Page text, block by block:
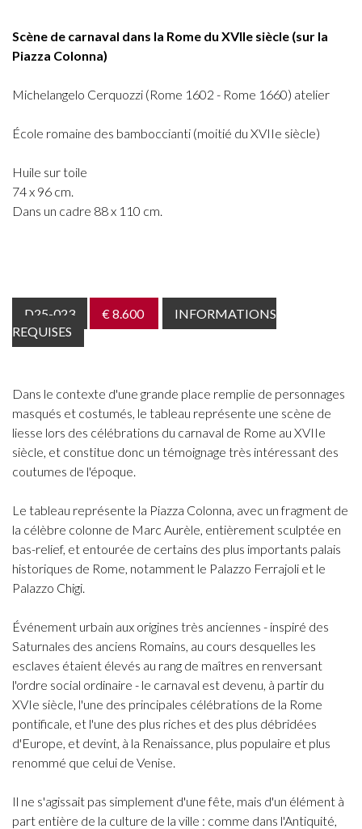
Scène de carnaval dans la Rome du XVIIe siècle (sur la
Piazza Colonna)
Michelangelo Cerquozzi (Rome 1602 - Rome 1660) atelier
École romaine des bamboccianti (moitié du XVIIe siècle)
Huile sur toile
74 x 96 cm.
Dans un cadre 88 x 110 cm.
D25-023 € 8.600
INFORMATIONS
REQUISES
Dans le contexte d'une grande place remplie de personnages
masqués et costumés, le tableau représente une scène de
liesse lors des célébrations du carnaval de Rome au XVIIe
siècle, et constitue donc un témoignage très intéressant des
coutumes de l'époque.
Le tableau représente la Piazza Colonna, avec un fragment de
la célèbre colonne de Marc Aurèle, entièrement sculptée en
bas-relief, et entourée de certains des plus importants palais
historiques de Rome, notamment le Palazzo Ferrajoli et le
Palazzo Chigi.
Événement urbain aux origines très anciennes - inspiré des
Saturnales des anciens Romains, au cours desquelles les
esclaves étaient élevés au rang de maîtres en renversant
l'ordre social ordinaire - le carnaval est devenu, à partir du
XVIe siècle, l'une des principales célébrations de la Rome
pontificale, et l'une des plus riches et des plus débridées
d'Europe, et devint, à la Renaissance, plus populaire et plus
renommé que celui de Venise.
Il ne s'agissait pas simplement d'une fête, mais d'un élément à
part entière de la culture de la ville : comme dans l'Antiquité,